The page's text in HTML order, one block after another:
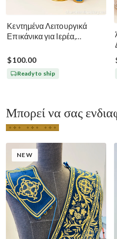
Κεντημένα Λειτουργικά
Επικάνικα για Ιερέα,
και Παύλο
$100.00
Ready to ship
Μπορεί να σας
NEW